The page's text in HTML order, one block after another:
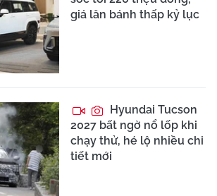
giá lăn bánh thấp kỷ lục
Hyundai Tucson
2027 bất ngờ nổ lốp khi
chạy thử, hé lộ nhiều chi
tiết mới